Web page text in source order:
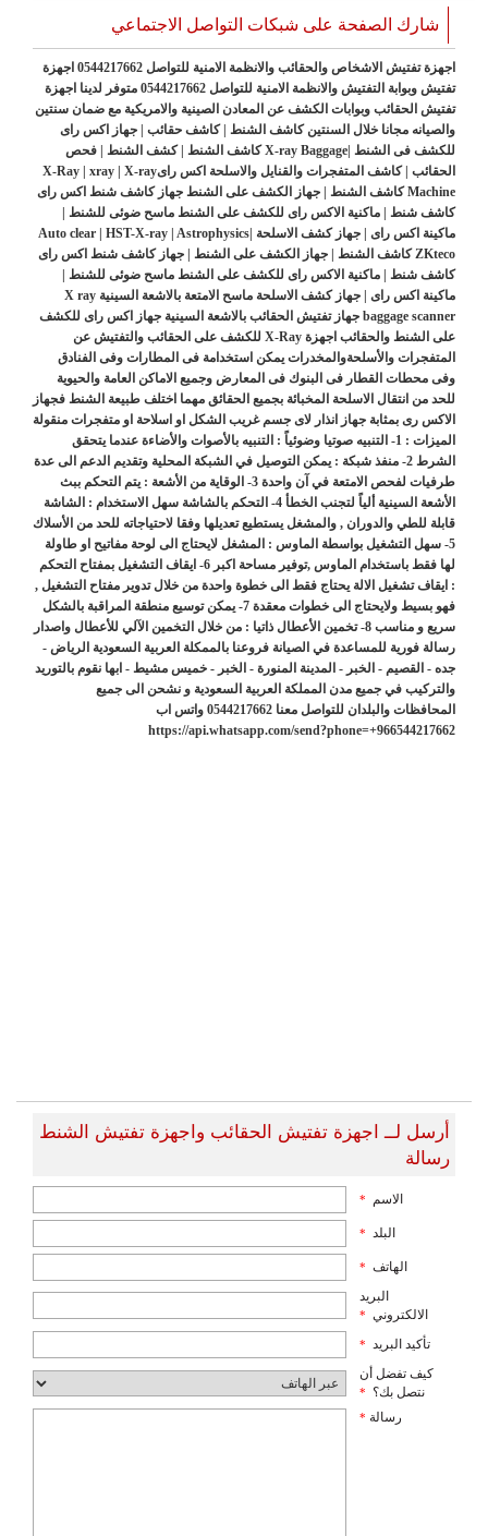
شارك الصفحة على شبكات التواصل الاجتماعي
اجهزة تفتيش الاشخاص والحقائب والانظمة الامنية للتواصل 0544217662 اجهزة
تفتيش وبوابة التفتيش والانظمة الامنية للتواصل 0544217662 متوفر لدينا اجهزة
تفتيش الحقائب وبوابات الكشف عن المعادن الصينية والامريكية مع ضمان سنتين
والصيانه مجانا خلال السنتين كاشف الشنط | كاشف حقائب | جهاز اكس راى
للكشف فى الشنط |X-ray Baggage كاشف الشنط | كشف الشنط | فحص
الحقائب | كاشف المتفجرات والقنايل والاسلحة اكس راىX-Ray | xray | X-ray
Machine كاشف الشنط | جهاز الكشف على الشنط جهاز كاشف شنط اكس راى
كاشف شنط | ماكنية الاكس راى للكشف على الشنط ماسح ضوئى للشنط |
ماكينة اكس راى | جهاز كشف الاسلحة Auto clear | HST-X-ray | Astrophysics|
ZKteco كاشف الشنط | جهاز الكشف على الشنط | جهاز كاشف شنط اكس راى
كاشف شنط | ماكنية الاكس راى للكشف على الشنط ماسح ضوئى للشنط |
ماكينة اكس راى | جهاز كشف الاسلحة ماسح الامتعة بالاشعة السينية X ray
baggage scanner جهاز تفتيش الحقائب بالاشعة السينية جهاز اكس راى للكشف
على الشنط والحقائب اجهزة X-Ray للكشف على الحقائب والتفتيش عن
المتفجرات والأسلحةوالمخدرات يمكن استخدامة فى المطارات وفى الفنادق
وفى محطات القطار فى البنوك فى المعارض وجميع الاماكن العامة والحيوية
للحد من انتقال الاسلحة المخبائة بجميع الحقائق مهما اختلف طبيعة الشنط فجهاز
الاكس رى بمثابة جهاز انذار لاى جسم غريب الشكل او اسلاحة او متفجرات منقولة
الميزات : 1- التنبيه صوتيا وضوئياً : التنبيه بالأصوات والأضاءة عندما يتحقق
الشرط 2- منفذ شبكة : يمكن التوصيل في الشبكة المحلية وتقديم الدعم الى عدة
طرفيات لفحص الامتعة في آن واحدة 3- الوقاية من الأشعة : يتم التحكم ببث
الأشعة السينية ألياً لتجنب الخطأ 4- التحكم بالشاشة سهل الاستخدام : الشاشة
قابلة للطي والدوران , والمشغل يستطيع تعديلها وفقا لاحتياجاته للحد من الأسلاك
5- سهل التشغيل بواسطة الماوس : المشغل لايحتاج الى لوحة مفاتيح او طاولة
لها فقط باستخدام الماوس ,توفير مساحة اكبر 6- ايقاف التشغيل بمفتاح التحكم
: ايقاف تشغيل الالة يحتاج فقط الى خطوة واحدة من خلال تدوير مفتاح التشغيل ,
فهو بسيط ولايحتاج الى خطوات معقدة 7- يمكن توسيع منطقة المراقبة بالشكل
سريع و مناسب 8- تخمين الأعطال ذاتيا : من خلال التخمين الآلي للأعطال واصدار
رسالة فورية للمساعدة في الصيانة فروعنا بالممكلة العربية السعودية الرياض -
جده - القصيم - الخبر - المدينة المنورة - الخبر - خميس مشيط - ابها نقوم بالتوريد
والتركيب في جميع مدن المملكة العربية السعودية و نشحن الى جميع
المحافظات والبلدان للتواصل معنا 0544217662 واتس اب
https://api.whatsapp.com/send?phone=+966544217662
أرسل لــ اجهزة تفتيش الحقائب واجهزة تفتيش الشنط
رسالة
الاسم *
البلد *
الهاتف *
البريد
الالكتروني *
تأكيد البريد *
كيف تفضل أن
نتصل بك؟ *
رسالة *